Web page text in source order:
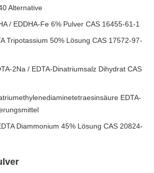
Alternative
/ EDDHA-Fe 6% Pulver CAS 16455-61-1
Tripotassium 50% Lösung CAS 17572-97-
2Na / EDTA-Dinatriumsalz Dihydrat CAS
EDTA-
Diammonium 45% Lösung CAS 20824-